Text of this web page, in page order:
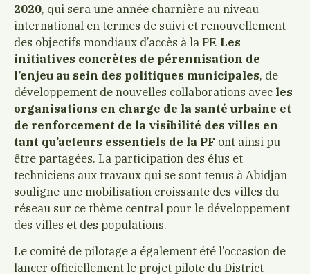
2020, qui sera une année charnière au niveau
international en termes de suivi et renouvellement
des objectifs mondiaux d’accès à la PF. Les
initiatives concrètes de pérennisation de
l’enjeu au sein des politiques municipales, de
développement de nouvelles collaborations avec les
organisations en charge de la santé urbaine et
de renforcement de la visibilité des villes en
tant qu’acteurs essentiels de la PF ont ainsi pu
être partagées. La participation des élus et
techniciens aux travaux qui se sont tenus à Abidjan
souligne une mobilisation croissante des villes du
réseau sur ce thème central pour le développement
des villes et des populations.
Le comité de pilotage a également été l’occasion de
lancer officiellement le projet pilote du District